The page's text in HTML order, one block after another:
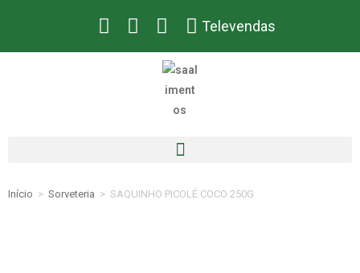
Televendas
Início > Sorveteria > SAQUINHO PICOLÉ COCO 250G